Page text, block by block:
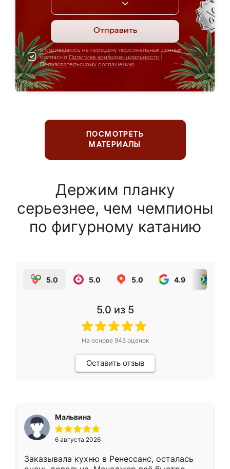
Отправить
Я соглашаюсь на передачу персональных данных
согласно Политике конфиденциальности
Пользовательскому соглашению
ПОСМОТРЕТЬ
МАТЕРИАЛЫ
Держим планку
серьезнее, чем чемпионы
по фигурному катанию
5.0 5.0 5.0 4.9
5.0 из 5
На основе 945оценок
Оставить отзыв
Мальвина
6 августа 2026
Заказывала кухню в Ренессанс, осталась